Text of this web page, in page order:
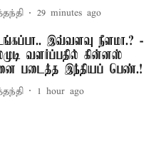
29 minutes ago
இவ்வளவு நீளமா.? -
வளர்ப்பதில் கின்னஸ்
படைத்த இந்தியப் பெண்.!
1 hour ago